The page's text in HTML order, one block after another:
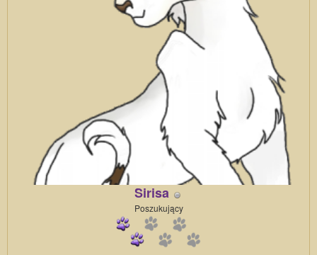
Sirisa
Poszukujący